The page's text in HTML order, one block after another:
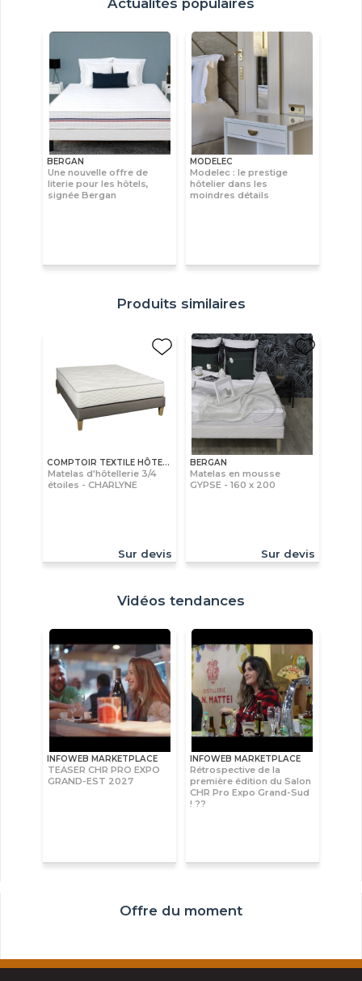
Actualités populaires
BERGAN
Une nouvelle offre de
literie pour les hôtels,
signée Bergan
MODELEC
Modelec : le prestige
hôtelier dans les
moindres détails
Produits similaires
COMPTOIR TEXTILE HÔTELIER
Matelas d'hôtellerie 3/4
étoiles - CHARLYNE
Sur devis
BERGAN
Matelas en mousse
GYPSE - 160 x 200
Sur devis
Vidéos tendances
INFOWEB MARKETPLACE
TEASER CHR PRO EXPO
GRAND-EST 2027
INFOWEB MARKETPLACE
Rétrospective de la
première édition du Salon
CHR Pro Expo Grand-Sud
! ??
Offre du moment